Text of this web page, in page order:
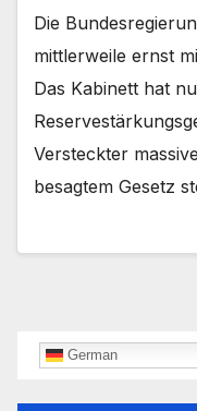
Die
mittlerweile ernst
Das Kabinett hat
Versteckter
besagtem Gesetz
German